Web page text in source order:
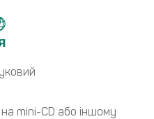
mini-CD або іншому